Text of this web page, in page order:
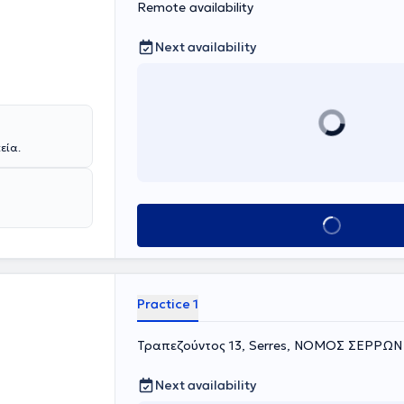
science as
evolution,
important
Trainer in
cycle in
Remote availability
Next availability
Book
Practice 1
Τραπεζούντος 13, Serres, ΝΟΜΟΣ ΣΕΡΡΩΝ
Next availability